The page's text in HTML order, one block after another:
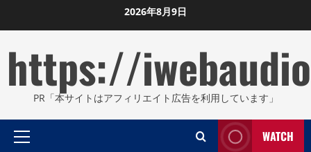
to
2026年8月9日
https://
PR「本サイトはアフィリエイト広告を利用しています」
Primary
WATCH